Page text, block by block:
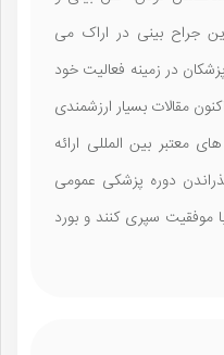
جراح بینی در اراک می‌
در زمینه فعالیت خود
مقالات بسیار ارزشمندی
معتبر بین‌ المللی ارائه
دوره پزشکی عمومی
موفقیت سپری کنند و بورد